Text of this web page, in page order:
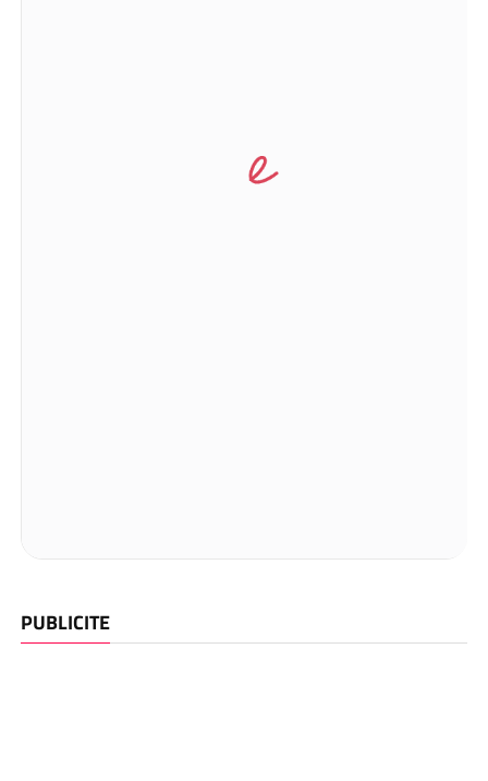
PUBLICITE